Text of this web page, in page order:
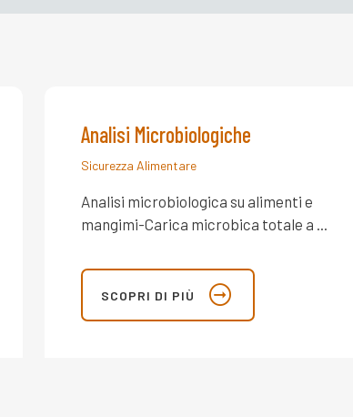
Analisi Microbiologiche
Sicurezza Alimentare
Analisi microbiologica su alimenti e
mangimi-Carica microbica totale a ...
SCOPRI DI PIÙ